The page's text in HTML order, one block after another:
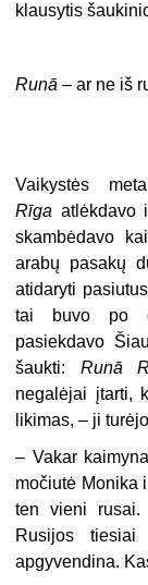
klausytis
Runā – ar ne iš
Vaikystės
Rīga atlėkdavo
skambėdavo
arabų pasakų
atidaryti
tai buvo po
pasiekdavo
šaukti: Runā
negalėjai įtarti,
likimas, – ji
– Vakar
močiutė Monika
ten vieni
Rusijos
apgyvendina.